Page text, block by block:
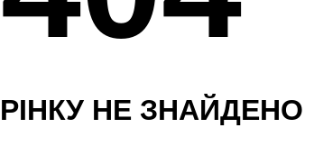
РІНКУ НЕ ЗНАЙДЕНО